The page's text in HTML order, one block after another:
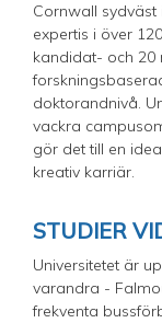
Cornwall sydväst
expertis i över
kandidat- och
doktorandnivå.
vackra
gör det till en
kreativ karriär.
STUDIER
Universitetet är
varandra -
frekventa